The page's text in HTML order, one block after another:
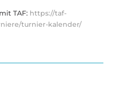
TAF: https://taf-
turnier-kalender/